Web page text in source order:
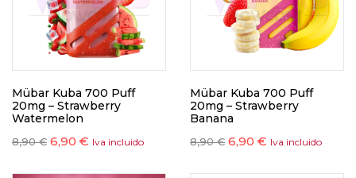
Mübar Kuba 700 Puff
20mg – Strawberry
Watermelon
8,90€ 6,90 € Iva incluido
Mübar Kuba 700 Puff
20mg – Strawberry
Banana
8,90€ 6,90 € Iva incluido